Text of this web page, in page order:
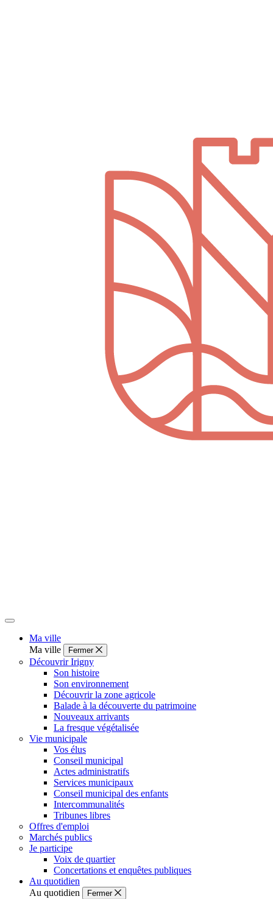
Ma ville
Ma ville
Fermer
Découvrir Irigny
Son histoire
Son environnement
Découvrir la zone agricole
Balade à la découverte du patrimoine
Nouveaux arrivants
La fresque végétalisée
Vie municipale
Vos élus
Conseil municipal
Actes administratifs
Services municipaux
Conseil municipal des enfants
Intercommunalités
Tribunes libres
Offres d'emploi
Marchés publics
Je participe
Voix de quartier
Concertations et enquêtes publiques
Au quotidien
Au quotidien
Fermer